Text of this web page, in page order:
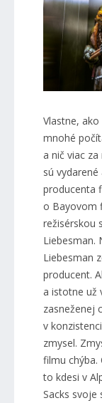
Vlastne,
mnohé
a nič viac
sú
producenta
o Bayovom
režisérskou
Liebesman.
Liebesman
producent.
a istotne už
zasneženej
v
zmysel.
filmu chýba.
to kdesi v
Sacks svoje